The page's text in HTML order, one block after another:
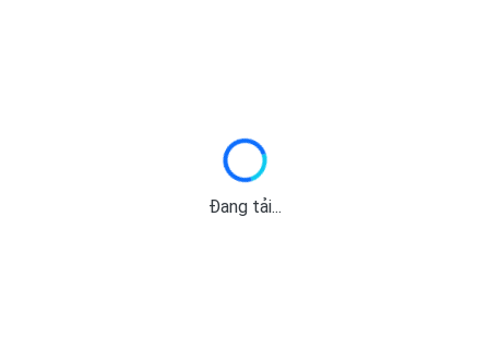
Đang tải...